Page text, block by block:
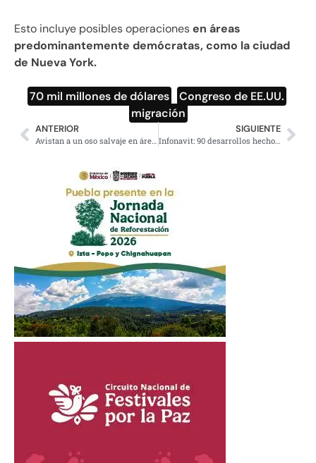
Esto incluye posibles operacionesen áreas
predominantemente demócratas, como la ciudad
de Nueva York.
70 mil millones de dólares Congreso de EE.UU.
migración
ANTERIOR
Avistan a un oso salvaje en áreas públicas de una ciudad en Japón
SIGUIENTE
Infonavit: 90 desarrollos hechos en el mandato de Claudia Sheinbaum